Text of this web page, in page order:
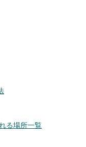
る場所一覧